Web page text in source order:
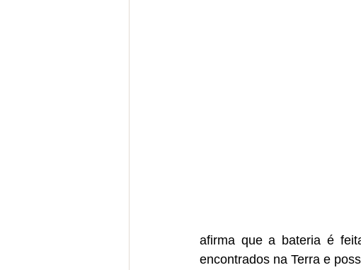
afirma que a bateria é
encontrados na Terra e